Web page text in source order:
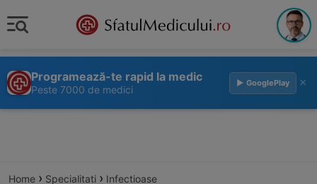
Programează-te rapid la medic
Peste 7000 de medici
▶ GooglePlay ×
Home › Specialitati › Infectioase